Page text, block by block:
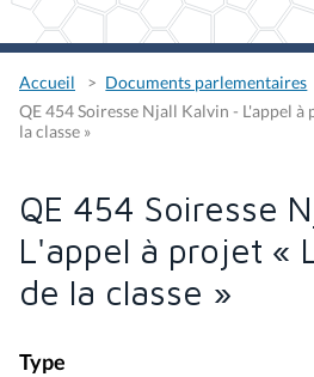
Accueil
Documents parlementaires
QE 454 Soiresse Njall Kalvin - L'appel à
la classe »
QE 454 Soiresse
L'appel à projet «
de la classe »
Type